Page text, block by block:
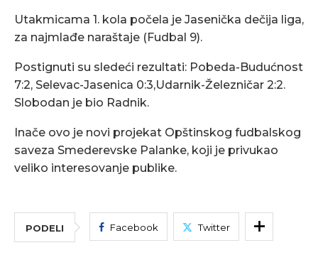
Utakmicama 1. kola počela je Jasenička dečija liga,
za najmlađe naraštaje (Fudbal 9).
Postignuti su sledeći rezultati: Pobeda-Budućnost
7:2, Selevac-Jasenica 0:3,Udarnik-Železničar 2:2.
Slobodan je bio Radnik.
Inače ovo je novi projekat Opštinskog fudbalskog
saveza Smederevske Palanke, koji je privukao
veliko interesovanje publike.
PODELI Facebook Twitter